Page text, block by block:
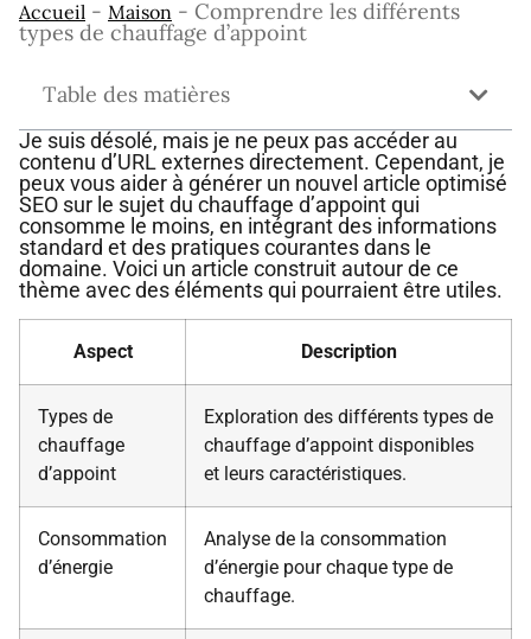
Accueil - Maison - Comprendre les différents
types de chauffage d’appoint
Table des matières
Je suis désolé, mais je ne peux pas accéder au
contenu d’URL externes directement. Cependant, je
peux vous aider à générer un nouvel article optimisé
SEO sur le sujet du chauffage d’appoint qui
consomme le moins, en intégrant des informations
standard et des pratiques courantes dans le
domaine. Voici un article construit autour de ce
thème avec des éléments qui pourraient être utiles.
Aspect Description
Types de
chauffage
d’appoint
Exploration des différents types de
chauffage d’appoint disponibles
et leurs caractéristiques.
Consommation
d’énergie
Analyse de la consommation
d’énergie pour chaque type de
chauffage.